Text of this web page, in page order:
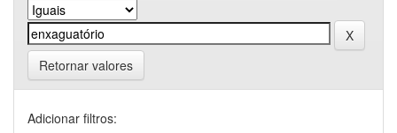
Retornar valores
Adicionar filtros: